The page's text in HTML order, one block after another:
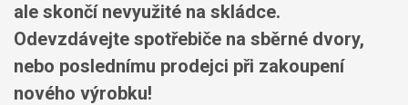
ale skončí nevyužité na skládce.
Odevzdávejte spotřebiče na sběrné dvory,
nebo poslednímu prodejci při zakoupení
nového výrobku!